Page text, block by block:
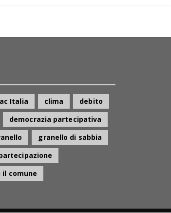
Italia clima
debito
democrazia partecipativa
granello di sabbia
comune